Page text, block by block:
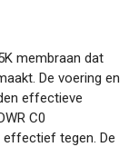
membraan dat
De voering en
effectieve
C0
tegen. De